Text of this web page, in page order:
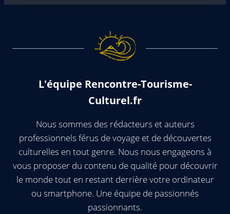
L'équipe Rencontre-Tourisme-
Culturel.fr
Nous sommes des rédacteurs et auteurs
professionnels férus de voyage et de découvertes
culturelles en tout genre. Nous nous engageons à
vous proposer du contenu de qualité pour découvrir
le monde tout en restant derrière votre ordinateur
ou smartphone. Une équipe de passionnés
passionnants.